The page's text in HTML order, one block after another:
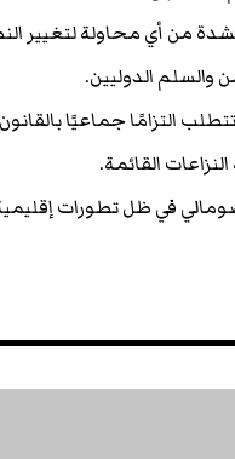
من أي محاولة لتغيير
والسلم الدوليين.
التزامًا جماعيًا
القائمة.
في ظل تطورات